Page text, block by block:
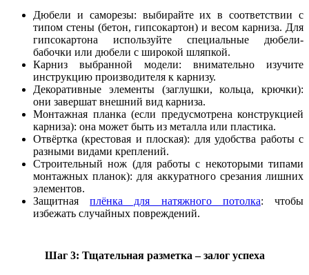
Дюбели и саморезы: выбирайте их в соответствии с
типом стены (бетон, гипсокартон) и весом карниза. Для
гипсокартона используйте специальные дюбели-
бабочки или дюбели с широкой шляпкой.
Карниз выбранной модели: внимательно изучите
инструкцию производителя к карнизу.
Декоративные элементы (заглушки, кольца, крючки):
они завершат внешний вид карниза.
Монтажная планка (если предусмотрена конструкцией
карниза): она может быть из металла или пластика.
Отвёртка (крестовая и плоская): для удобства работы с
разными видами креплений.
Строительный нож (для работы с некоторыми типами
монтажных планок): для аккуратного срезания лишних
элементов.
Защитнаяплёнка для натяжного потолка: чтобы
избежать случайных повреждений.
Шаг 3: Тщательная разметка – залог успеха